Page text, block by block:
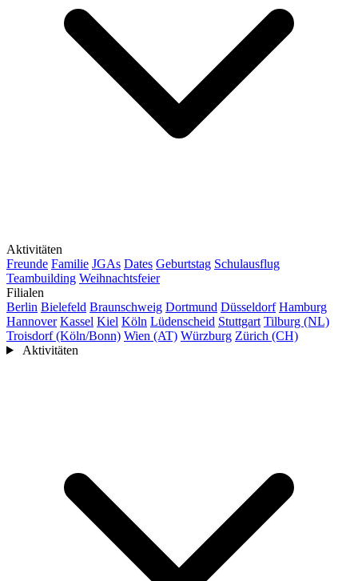
Aktivitäten
Freunde Familie JGAs Dates Geburtstag Schulausflug
Teambuilding Weihnachtsfeier
Filialen
Berlin Bielefeld Braunschweig Dortmund Düsseldorf Hamburg
Hannover Kassel Kiel Köln Lüdenscheid Stuttgart Tilburg (NL)
Troisdorf (Köln/Bonn) Wien (AT) Würzburg Zürich (CH)
Aktivitäten